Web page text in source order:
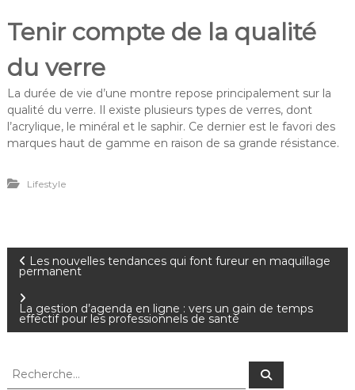
Tenir compte de la qualité
du verre
La durée de vie d’une montre repose principalement sur la
qualité du verre. Il existe plusieurs types de verres, dont
l’acrylique, le minéral et le saphir. Ce dernier est le favori des
marques haut de gamme en raison de sa grande résistance.
Lifestyle
N
v
Les nouvelles tendances qui font fureur en maquillage
permanent
La gestion d’agenda en ligne : vers un gain de temps
effectif pour les professionnels de santé
R
R